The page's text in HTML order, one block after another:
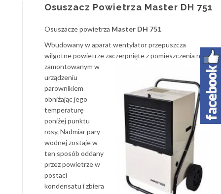
Osuszacz Powietrza Master DH 751
Osuszacze powietrza Master DH 751
Wbudowany w aparat wentylator przepuszcza
wilgotne powietrze zaczerpnięte z pomieszczenia nad
zamontowanym w
urządzeniu
parownikiem
obniżając jego
temperaturę
poniżej punktu
rosy. Nadmiar pary
wodnej zostaje w
ten sposób oddany
przez powietrze w
postaci
kondensatu i zbiera